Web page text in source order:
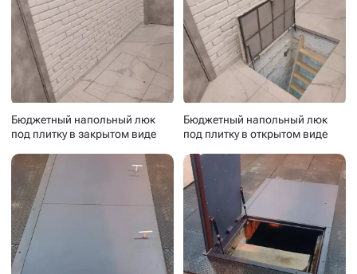
Бюджетный напольный люк
под плитку в закрытом виде
Бюджетный напольный люк
под плитку в открытом виде